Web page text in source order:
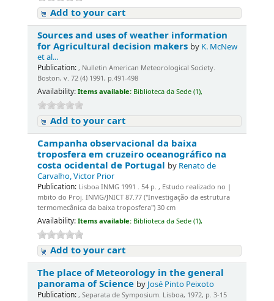
Add to your cart
Sources and uses of weather information
for Agricultural decision makers by K. McNew
et al...
Publication: , Nulletin American Meteorological Society.
Boston, v. 72 (4) 1991, p.491-498
Availability: Items available: Biblioteca da Sede (1),
Add to your cart
Campanha observacional da baixa
troposfera em cruzeiro oceanográfico na
costa ocidental de Portugal by Renato de
Carvalho, Victor Prior
Publication: Lisboa INMG 1991 . 54 p. , Estudo realizado no |
mbito do Proj. INMG/JNICT 87.77 ("Investigação da estrutura
termomecânica da baixa troposfera") 30 cm
Availability: Items available: Biblioteca da Sede (1),
Add to your cart
The place of Meteorology in the general
panorama of Science by José Pinto Peixoto
Publication: , Separata de Symposium. Lisboa, 1972, p. 3-15